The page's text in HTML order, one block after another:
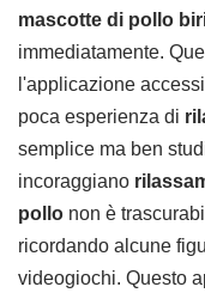
mascotte di pollo
immediatamente.
l'applicazione
poca esperienza di
semplice ma ben
incoraggiano
pollo non è
ricordando alcune
videogiochi. Questo